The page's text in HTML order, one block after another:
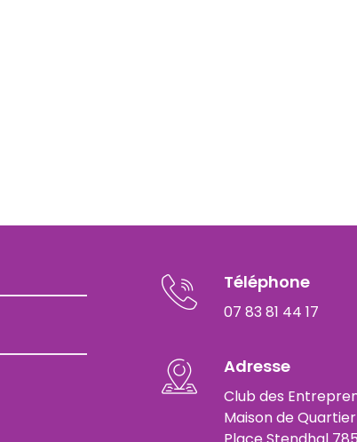
Téléphone
07 83 81 44 17
Adresse
Club des
Maison de